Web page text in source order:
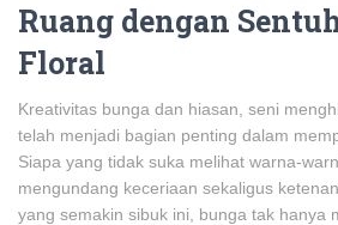
Ruang dengan
Floral
Kreativitas bunga dan hiasan, seni
telah menjadi bagian penting dalam
Siapa yang tidak suka melihat warna-
mengundang keceriaan sekaligus
yang semakin sibuk ini, bunga tak hanya